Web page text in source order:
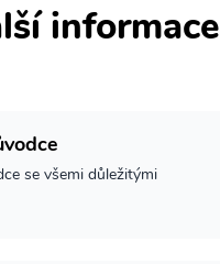
informace
se všemi důležitými